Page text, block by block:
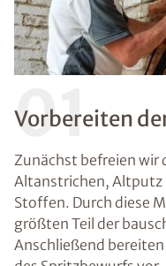
01
Vorbereiten
Zunächst befreien wir
Altanstrichen, Altputz
Stoffen. Durch diese
größten Teil der
Anschließend